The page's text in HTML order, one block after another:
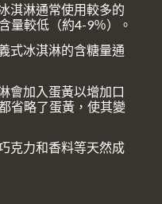
淇淋通常使用較多的
量較低（約4-9％）。
式冰淇淋的含糖量通
會加入蛋黃以增加口
省略了蛋黃，使其變
克力和香料等天然成